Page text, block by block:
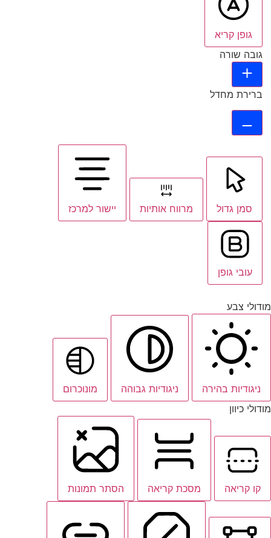
גופן קריא
גובה שורה
ברירת מחדל
סמן גדול מרווח אותיות יישור למרכז
עובי גופן
מודולי צבע
ניגודיות בהירה ניגודיות גבוהה
מונוכרום
מודולי כיוון
קו קריאה מסכת קריאה הסתר תמונות